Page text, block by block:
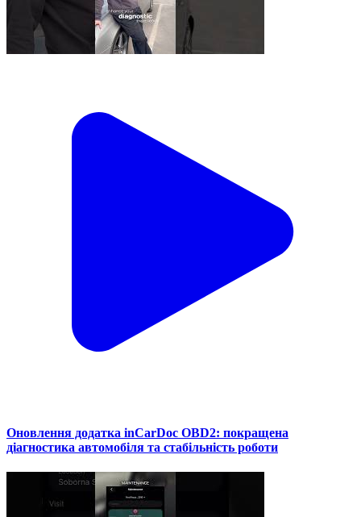
Оновлення додатка inCarDoc OBD2: покращена
діагностика автомобіля та стабільність роботи